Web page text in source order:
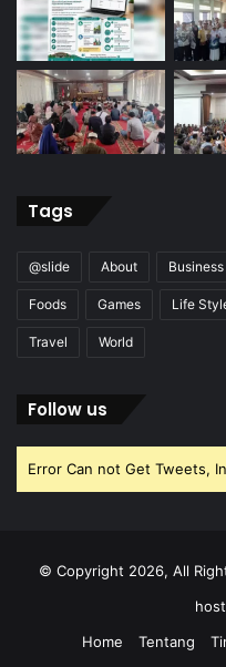
Tags
@slide About Business
Foods Games Life
Travel World
Follow us
Error Can not Get Tweets,
© Copyright 2026, All
Home
Tentang